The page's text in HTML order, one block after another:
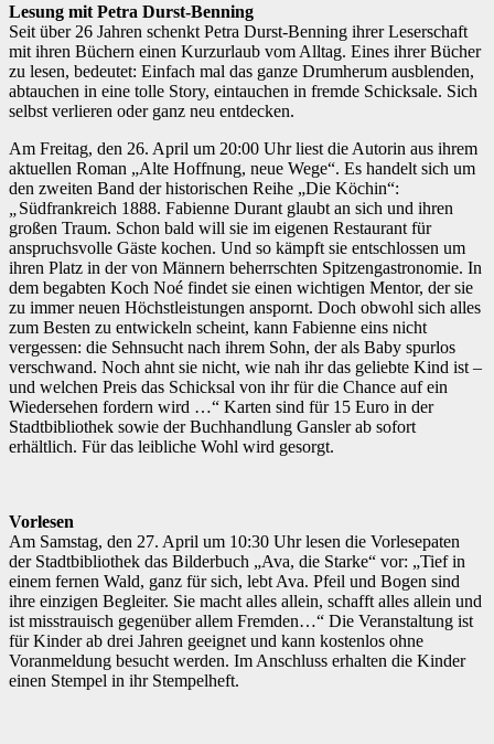
Lesung mit Petra Durst-Benning
Seit über 26 Jahren schenkt Petra Durst-Benning ihrer Leserschaft
mit ihren Büchern einen Kurzurlaub vom Alltag. Eines ihrer Bücher
zu lesen, bedeutet: Einfach mal das ganze Drumherum ausblenden,
abtauchen in eine tolle Story, eintauchen in fremde Schicksale. Sich
selbst verlieren oder ganz neu entdecken.
Am Freitag, den 26. April um 20:00 Uhr liest die Autorin aus ihrem
aktuellen Roman „Alte Hoffnung, neue Wege“. Es handelt sich um
den zweiten Band der historischen Reihe „Die Köchin“:
Südfrankreich 1888. Fabienne Durant glaubt an sich und ihren
großen Traum. Schon bald will sie im eigenen Restaurant für
anspruchsvolle Gäste kochen. Und so kämpft sie entschlossen um
ihren Platz in der von Männern beherrschten Spitzengastronomie. In
dem begabten Koch Noé findet sie einen wichtigen Mentor, der sie
zu immer neuen Höchstleistungen anspornt. Doch obwohl sich alles
zum Besten zu entwickeln scheint, kann Fabienne eins nicht
vergessen: die Sehnsucht nach ihrem Sohn, der als Baby spurlos
verschwand. Noch ahnt sie nicht, wie nah ihr das geliebte Kind ist –
und welchen Preis das Schicksal von ihr für die Chance auf ein
Wiedersehen fordern wird …“ Karten sind für 15 Euro in der
Stadtbibliothek sowie der Buchhandlung Gansler ab sofort
erhältlich. Für das leibliche Wohl wird gesorgt.
Vorlesen
Am Samstag, den 27. April um 10:30 Uhr lesen die Vorlesepaten
der Stadtbibliothek das Bilderbuch „Ava, die Starke“ vor: „Tief in
einem fernen Wald, ganz für sich, lebt Ava. Pfeil und Bogen sind
ihre einzigen Begleiter. Sie macht alles allein, schafft alles allein und
ist misstrauisch gegenüber allem Fremden…“ Die Veranstaltung ist
für Kinder ab drei Jahren geeignet und kann kostenlos ohne
Voranmeldung besucht werden. Im Anschluss erhalten die Kinder
einen Stempel in ihr Stempelheft.